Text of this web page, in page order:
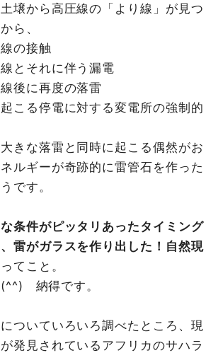
壌から高圧線の「より線」が見つ
ら、
の接触
とそれに伴う漏電
後に再度の落雷
こる停電に対する変電所の強制的
きな落雷と同時に起こる偶然がお
ルギーが奇跡的に雷管石を作った
です。
条件がピッタリあったタイミング
雷がガラスを作り出した！自然現
ってこと。
ゞ納得です。
ついていろいろ調べたところ、現
発見されているアフリカのサハラ